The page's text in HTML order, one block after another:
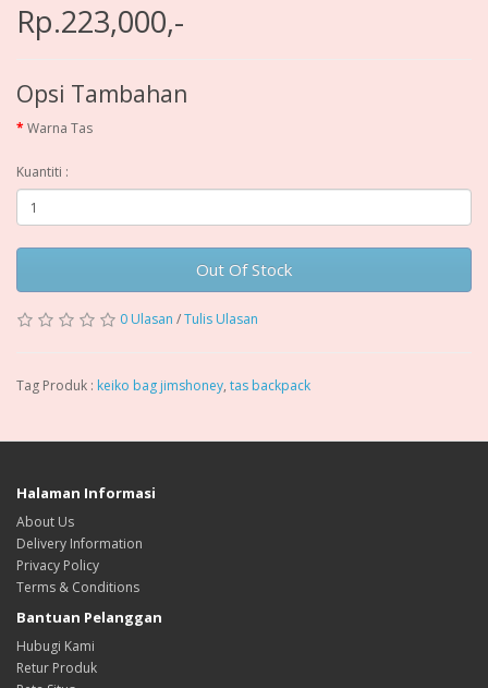
Rp.223,000,-
Opsi Tambahan
Warna Tas
Kuantiti :
Out Of Stock
0 Ulasan /Tulis Ulasan
Tag Produk : keiko bag jimshoney, tas backpack
Halaman Informasi
About Us
Delivery Information
Privacy Policy
Terms & Conditions
Bantuan Pelanggan
Hubugi Kami
Retur Produk